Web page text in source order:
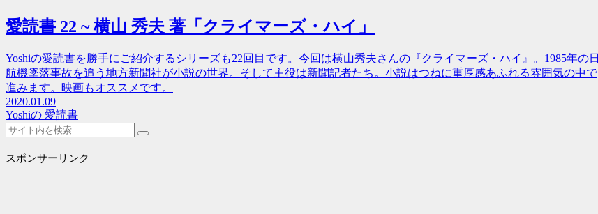
愛読書 22 ~ 横山 秀夫 著「クライマーズ・ハイ」
Yoshiの愛読書を勝手にご紹介するシリーズも22回目です。今回は横山秀夫さんの『クライマーズ・ハイ』。1985年の日
航機墜落事故を追う地方新聞社が小説の世界。そして主役は新聞記者たち。小説はつねに重厚感あふれる雰囲気の中で
進みます。映画もオススメです。
2020.01.09
Yoshiの 愛読書
スポンサーリンク